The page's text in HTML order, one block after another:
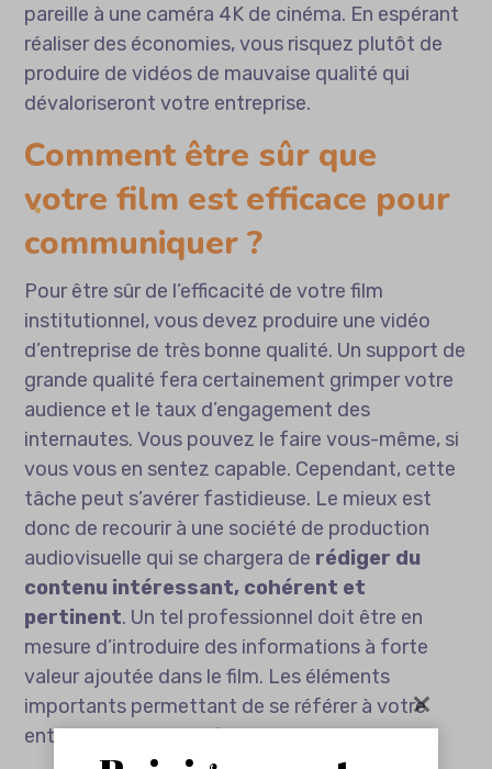
pareille à une caméra 4K de cinéma. En espérant
réaliser des économies, vous risquez plutôt de
produire de vidéos de mauvaise qualité qui
dévaloriseront votre entreprise.
Comment être sûr que
votre film est efficace pour
communiquer ?
Pour être sûr de l’efficacité de votre film
institutionnel, vous devez produire une vidéo
d’entreprise de très bonne qualité. Un support de
grande qualité fera certainement grimper votre
audience et le taux d’engagement des
internautes. Vous pouvez le faire vous-même, si
vous vous en sentez capable. Cependant, cette
tâche peut s’avérer fastidieuse. Le mieux est
donc de recourir à une société de production
audiovisuelle qui se chargera de rédiger du
contenu intéressant, cohérent et
pertinent. Un tel professionnel doit être en
mesure d’introduire des informations à forte
valeur ajoutée dans le film. Les éléments
importants permettant de se référer à votre
entreprise doivent y figurer.